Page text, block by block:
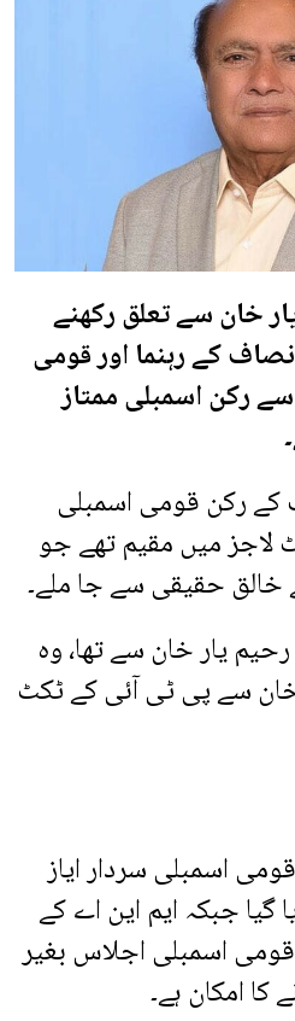
خان سے تعلق رکھنے
کے رہنما اور قومی
اسمبلی کے حلقہ 171 سے رکن اسمبلی ممتاز
کے رکن قومی اسمبلی
لاجز میں مقیم تھے جو
حقیقی سے جا ملے۔
یار خان سے تھا، وہ
یار خان سے پی ٹی آئی کے ٹکٹ
اسمبلی سردار ایاز
گیا جبکہ ایم این اے کے
اسمبلی اجلاس بغیر
کا امکان ہے۔